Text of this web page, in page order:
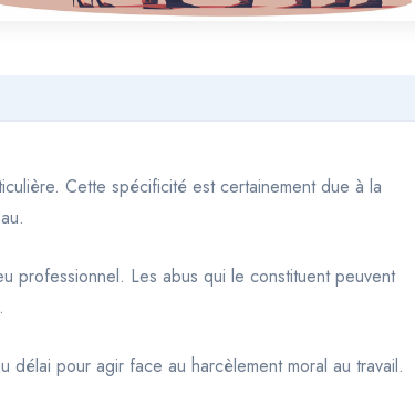
Cette spécificité est certainement due à la
professionnel. Les abus qui le constituent peuvent
délai pour agir face au harcèlement moral au travail.